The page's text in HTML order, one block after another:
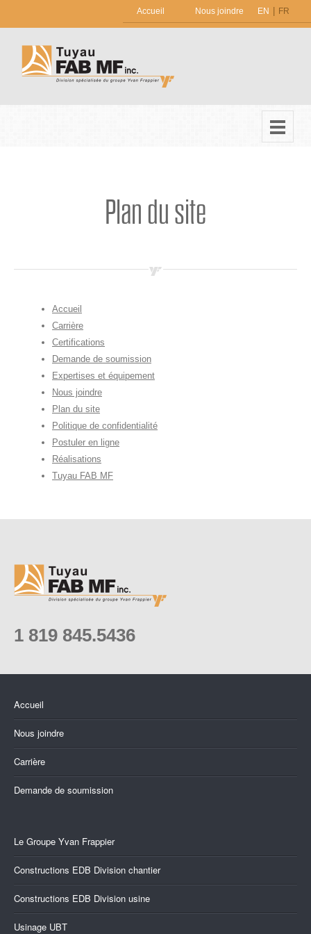
Accueil Nous joindre EN FR
Plan du site
Accueil
Carrière
Certifications
Demande de soumission
Expertises et équipement
Nous joindre
Plan du site
Politique de confidentialité
Postuler en ligne
Réalisations
Tuyau FAB MF
1 819 845.5436
Accueil
Nous joindre
Carrière
Demande de soumission
Le Groupe Yvan Frappier
Constructions EDB Division chantier
Constructions EDB Division usine
Usinage UBT